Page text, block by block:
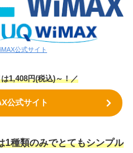
公式サイト
1,408円(税込)～！／
公式サイト
1種類のみでとてもシンプル